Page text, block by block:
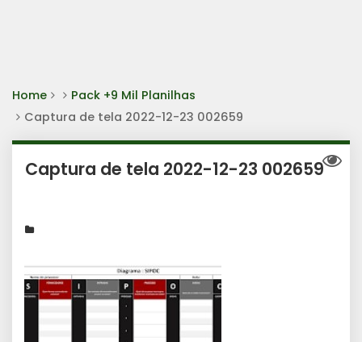
Home
Pack +9 Mil Planilhas
Captura de tela 2022-12-23 002659
Captura de tela 2022-12-23 002659